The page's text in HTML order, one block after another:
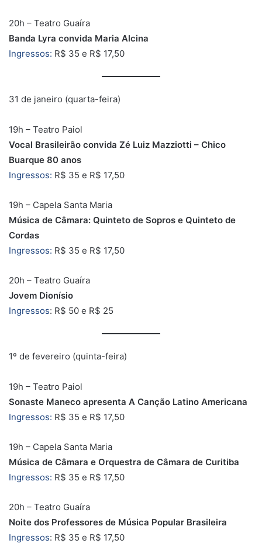
20h – Teatro Guaíra
Banda Lyra convida Maria Alcina
Ingressos: R$ 35 e R$ 17,50
31 de janeiro (quarta-feira)
19h – Teatro Paiol
Vocal Brasileirão convida Zé Luiz Mazziotti – Chico
Buarque 80 anos
Ingressos: R$ 35 e R$ 17,50
19h – Capela Santa Maria
Música de Câmara: Quinteto de Sopros e Quinteto de
Cordas
Ingressos: R$ 35 e R$ 17,50
20h – Teatro Guaíra
Jovem Dionísio
Ingressos: R$ 50 e R$ 25
1º de fevereiro (quinta-feira)
19h – Teatro Paiol
Sonaste Maneco apresenta A Canção Latino Americana
Ingressos: R$ 35 e R$ 17,50
19h – Capela Santa Maria
Música de Câmara e Orquestra de Câmara de Curitiba
Ingressos: R$ 35 e R$ 17,50
20h – Teatro Guaíra
Noite dos Professores de Música Popular Brasileira
Ingressos: R$ 35 e R$ 17,50